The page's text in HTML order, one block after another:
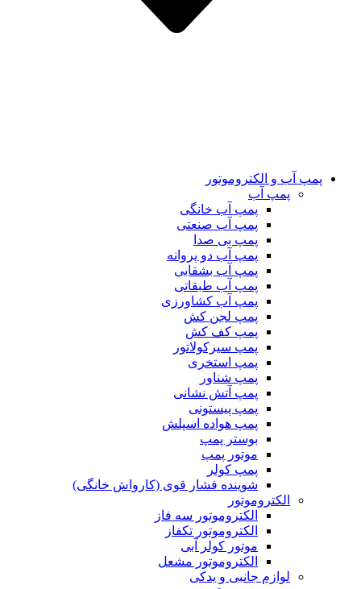
پمپ آب و الکتروموتور
پمپ آب
پمپ آب خانگی
پمپ آب صنعتی
پمپ بی صدا
پمپ آب دو پروانه
پمپ آب بشقابی
پمپ آب طبقاتی
پمپ آب کشاورزی
پمپ لجن کش
پمپ کف کش
پمپ سیرکولاتور
پمپ استخری
پمپ شناور
پمپ آتش نشانی
پمپ پیستونی
پمپ هواده اسپلش
بوستر پمپ
موتور پمپ
پمپ کولر
شوینده فشار قوی (کارواش خانگی)
الکتروموتور
الکتروموتور سه فاز
الکتروموتور تکفاز
موتور کولر آبی
الکتروموتور مشعل
لوازم جانبی و یدکی